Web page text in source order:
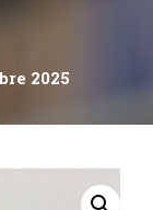
2025